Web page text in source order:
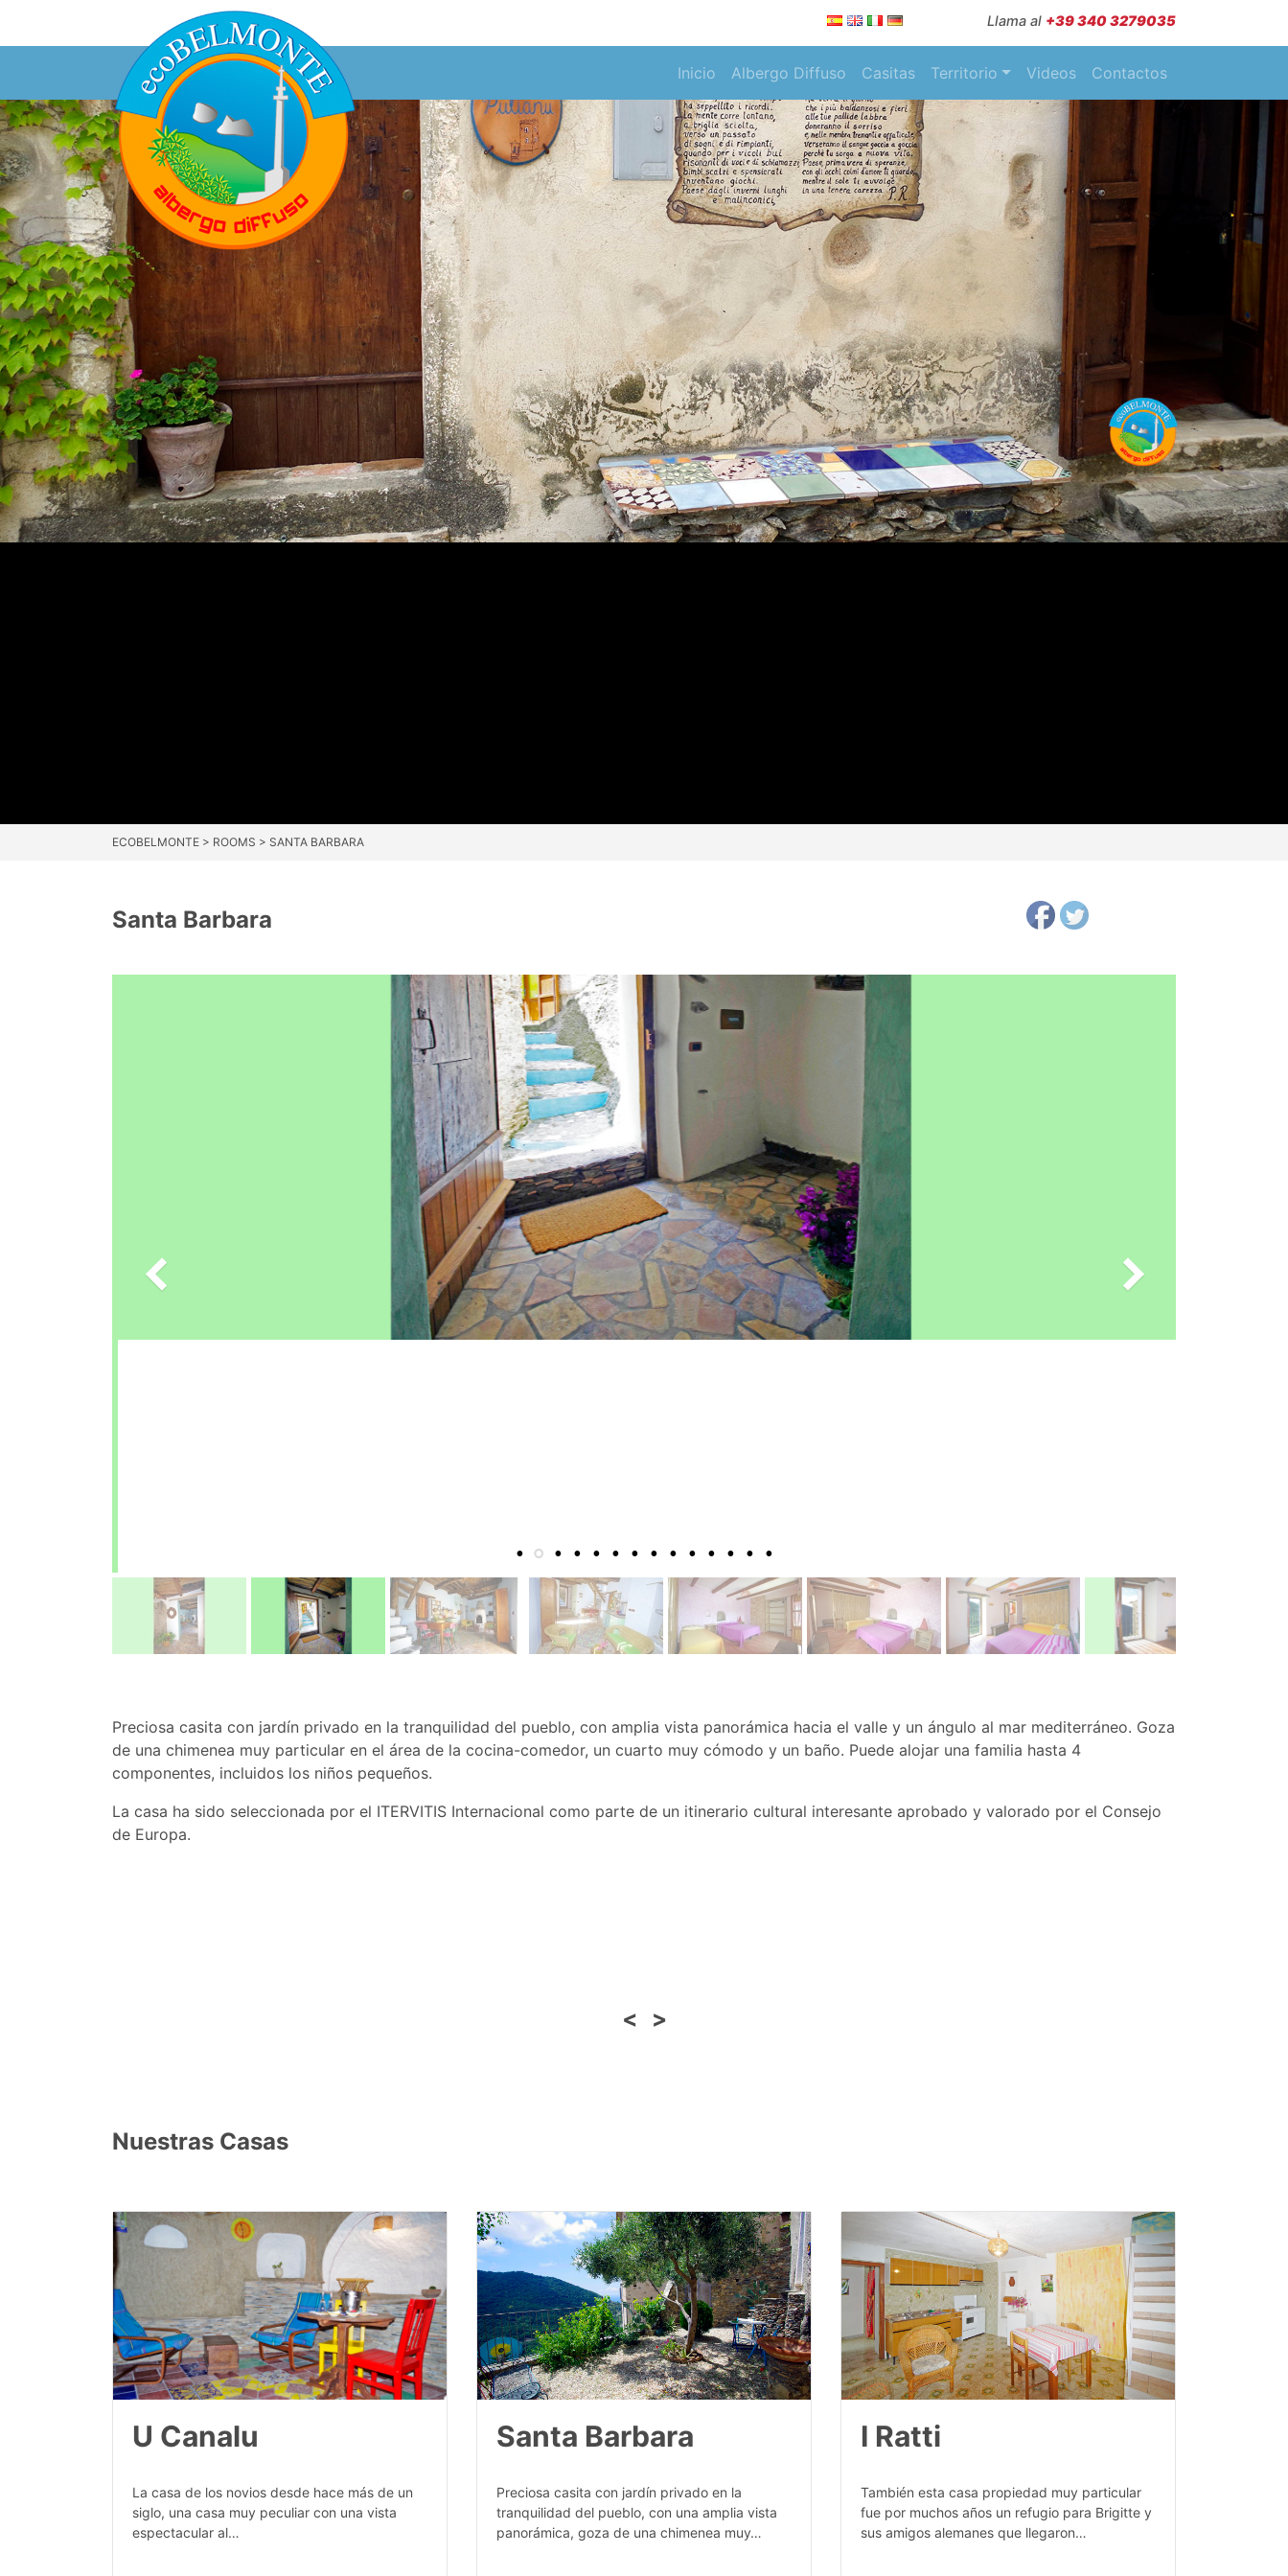
Llama al +39 340 3279035
Inicio Albergo Diffuso Casitas Territorio Videos Contactos
ECOBELMONTE > ROOMS > SANTA BARBARA
Santa Barbara
Preciosa casita con jardín privado en la tranquilidad del pueblo, con amplia vista panorámica hacia el valle y un ángulo al mar mediterráneo. Goza
de una chimenea muy particular en el área de la cocina-comedor, un cuarto muy cómodo y un baño. Puede alojar una familia hasta 4
componentes, incluidos los niños pequeños.
La casa ha sido seleccionada por el ITERVITIS Internacional como parte de un itinerario cultural interesante aprobado y valorado por el Consejo
de Europa.
< >
Nuestras Casas
U Canalu
La casa de los novios desde hace más de un
siglo, una casa muy peculiar con una vista
espectacular al…
Santa Barbara
Preciosa casita con jardín privado en la
tranquilidad del pueblo, con una amplia vista
panorámica, goza de una chimenea muy…
I Ratti
También esta casa propiedad muy particular
fue por muchos años un refugio para Brigitte y
sus amigos alemanes que llegaron…